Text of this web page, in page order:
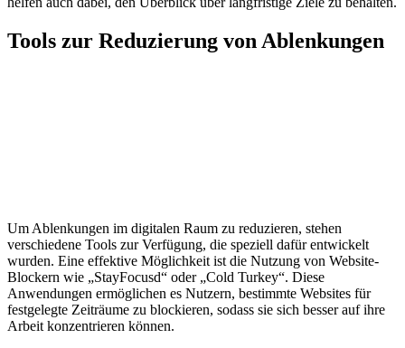
Tools zur Reduzierung von Ablenkungen
Um Ablenkungen im digitalen Raum zu reduzieren, stehen
verschiedene Tools zur Verfügung, die speziell dafür entwickelt
wurden. Eine effektive Möglichkeit ist die Nutzung von Website-
Blockern wie „StayFocusd“ oder „Cold Turkey“. Diese
Anwendungen ermöglichen es Nutzern, bestimmte Websites für
festgelegte Zeiträume zu blockieren, sodass sie sich besser auf ihre
Arbeit konzentrieren können.